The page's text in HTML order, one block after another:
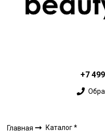
+7
Главная Каталог *